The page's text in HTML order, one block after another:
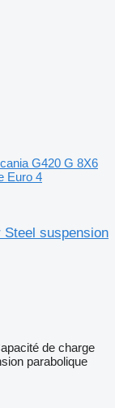
G420 G 8X6
Euro 4
Steel suspension
de charge
parabolique